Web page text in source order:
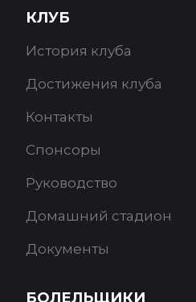
КЛУБ
История клуба
Достижения клуба
Контакты
Спонсоры
Руководство
Домашний стадион
Документы
БОЛЕЛЬЩИКИ